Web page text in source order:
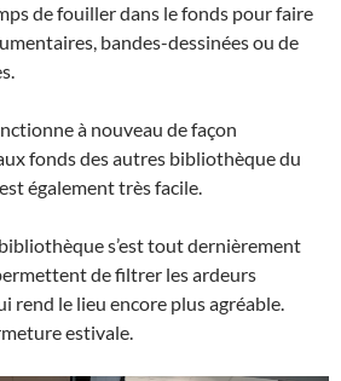
de fouiller dans le fonds pour faire
bandes-dessinées ou de
à nouveau de façon
fonds des autres bibliothèque du
également très facile.
s’est tout dernièrement
de filtrer les ardeurs
rend le lieu encore plus agréable.
estivale.